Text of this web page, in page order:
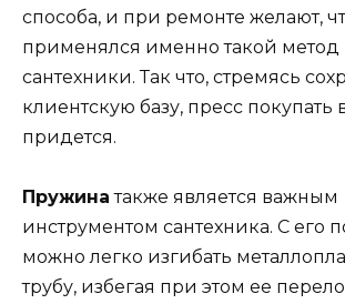
способа, и при ремонте желают,
применялся именно такой метод
сантехники. Так что, стремясь
клиентскую базу, пресс покупать
придется.
Пружина также является важным
инструментом сантехника. С его
можно легко изгибать
трубу, избегая при этом ее